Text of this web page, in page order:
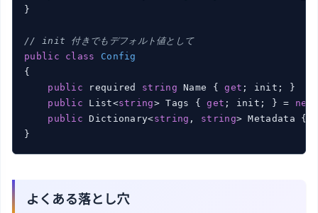
}
// init 付きでもデフォルト値として
public
class
Config
{
public required string Name { get ; init; }
public List<string> Tags { get ; init; } = new
public Dictionary<string , string> Metadata {
よくある落とし穴